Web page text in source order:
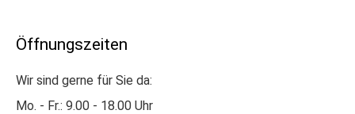
Öffnungszeiten
Wir sind gerne für Sie da:
Mo. - Fr.: 9.00 - 18.00 Uhr